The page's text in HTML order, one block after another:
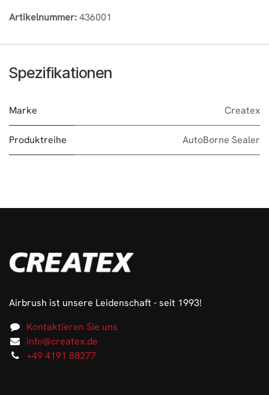
Artikelnummer:436001
Spezifikationen
Marke Createx
Produktreihe AutoBorne Sealer
Airbrush ist unsere Leidenschaft - seit 1993!
Kontaktieren Sie uns
info@createx.de
+49 4191 88277